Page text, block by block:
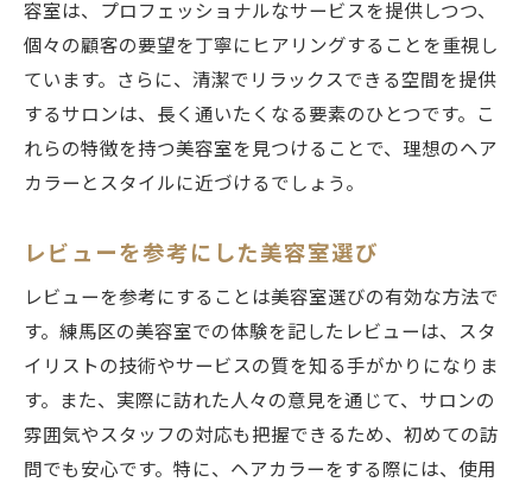
容室は、プロフェッショナルなサービスを提供しつつ、
個々の顧客の要望を丁寧にヒアリングすることを重視し
ています。さらに、清潔でリラックスできる空間を提供
するサロンは、長く通いたくなる要素のひとつです。こ
れらの特徴を持つ美容室を見つけることで、理想のヘア
カラーとスタイルに近づけるでしょう。
レビューを参考にした美容室選び
レビューを参考にすることは美容室選びの有効な方法で
す。練馬区の美容室での体験を記したレビューは、スタ
イリストの技術やサービスの質を知る手がかりになりま
す。また、実際に訪れた人々の意見を通じて、サロンの
雰囲気やスタッフの対応も把握できるため、初めての訪
問でも安心です。特に、ヘアカラーをする際には、使用